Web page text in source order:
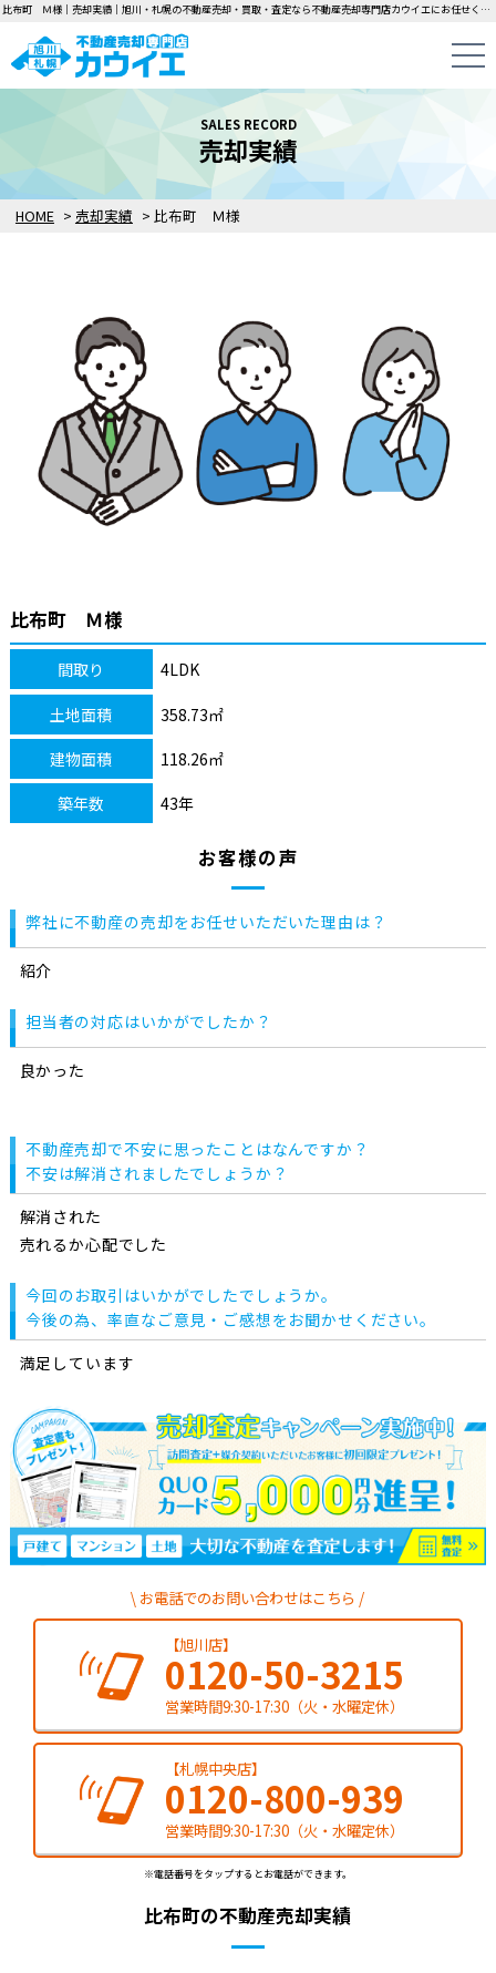
比布町 Ｍ様｜売却実績｜旭川・札幌の不動産売却・買取・査定なら不動産売却専門店カウイエにお任せください！中古一戸建て・マンション・土地の即日無料査定・即金買取を行っています！
HOME > 売却実績 > 比布町 Ｍ様
SALES RECORD
売却実績
比布町 Ｍ様
間取り 4LDK
土地面積 358.73㎡
建物面積 118.26㎡
築年数 43年
お客様の声
弊社に不動産の売却をお任せいただいた理由は？
紹介
担当者の対応はいかがでしたか？
良かった
不動産売却で不安に思ったことはなんですか？
不安は解消されましたでしょうか？
解消された
売れるか心配でした
今回のお取引はいかがでしたでしょうか。
今後の為、率直なご意見・ご感想をお聞かせください。
満足しています
お電話でのお問い合わせはこちら
【旭川店】
0120-50-3215
営業時間9:30-17:30（火・水曜定休）
【札幌中央店】
0120-800-939
営業時間9:30-17:30（火・水曜定休）
※電話番号をタップするとお電話ができます。
比布町の不動産売却実績